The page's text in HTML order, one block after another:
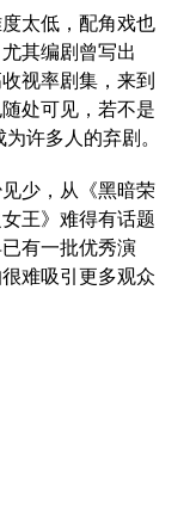
太低，配角戏也
其编剧曾写出
视率剧集，来到
处可见，若不是
许多人的弃剧。
少，从《黑暗荣
王》难得有话题
有一批优秀演
难吸引更多观众